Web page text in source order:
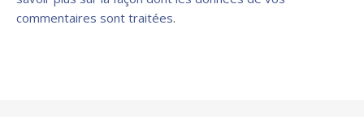
commentaires sont traitées.